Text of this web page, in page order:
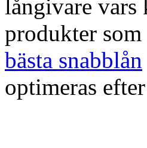
långivare vars
produkter
bästa snabblån
optimeras